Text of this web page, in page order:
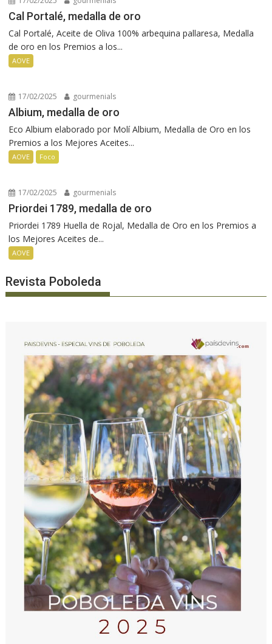
Cal Portalé, medalla de oro
Cal Portalé, Aceite de Oliva 100% arbequina pallaresa, Medalla
de oro en los Premios a los...
AOVE
17/02/2025 gourmenials
Albium, medalla de oro
Eco Albium elaborado por Molí Albium, Medalla de Oro en los
Premios a los Mejores Aceites...
AOVE Foco
17/02/2025 gourmenials
Priordei 1789, medalla de oro
Priordei 1789 Huella de Rojal, Medalla de Oro en los Premios a
los Mejores Aceites de...
AOVE
Revista Poboleda